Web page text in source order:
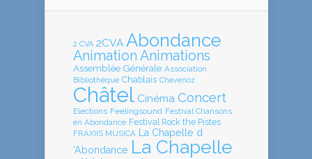
2 CVA 2CVA Abondance
Animation Animations
Assemblée Générale Association
Bibliothèque Chablais Chevenoz
Châtel Cinéma Concert
Elections Feelingsound Festival Chansons
en Abondance Festival Rock the Pistes
FRAXIIS MUSICA
La Chapelle d
'Abondance La Chapelle